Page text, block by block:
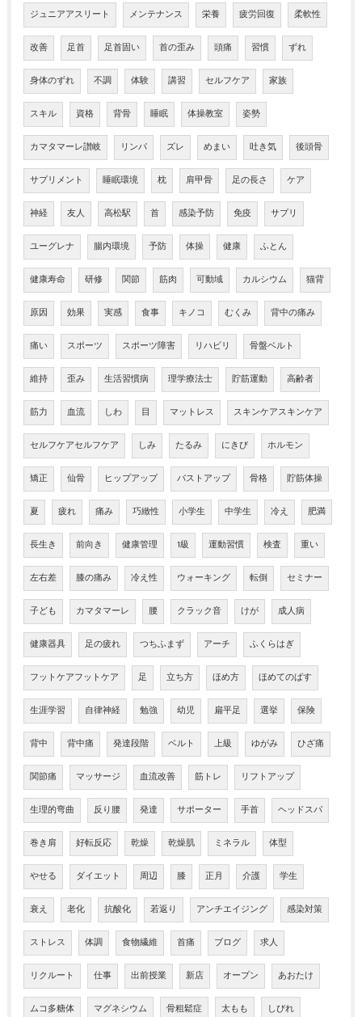
ジュニアアスリート メンテナンス 栄養 疲労回復 柔軟性
改善 足首 足首固い 首の歪み 頭痛 習慣 ずれ
身体のずれ 不調 体験 講習 セルフケア 家族
スキル 資格 背骨 睡眠 体操教室 姿勢
カマタマーレ讃岐 リンパ ズレ めまい 吐き気 後頭骨
サプリメント 睡眠環境 枕 肩甲骨 足の長さ ケア
神経 友人 高松駅 首 感染予防 免疫 サプリ
ユーグレナ 腸内環境 予防 体操 健康 ふとん
健康寿命 研修 関節 筋肉 可動域 カルシウム 猫背
原因 効果 実感 食事 キノコ むくみ 背中の痛み
痛い スポーツ スポーツ障害 リハビリ 骨盤ベルト
維持 歪み 生活習慣病 理学療法士 貯筋運動 高齢者
筋力 血流 しわ 目 マットレス スキンケアスキンケア
セルフケアセルフケア しみ たるみ にきび ホルモン
矯正 仙骨 ヒップアップ バストアップ 骨格 貯筋体操
夏 疲れ 痛み 巧緻性 小学生 中学生 冷え 肥満
長生き 前向き 健康管理 1級 運動習慣 検査 重い
左右差 膝の痛み 冷え性 ウォーキング 転倒 セミナー
子ども カマタマーレ 腰 クラック音 けが 成人病
健康器具 足の疲れ つちふまず アーチ ふくらはぎ
フットケアフットケア 足 立ち方 ほめ方 ほめてのばす
生涯学習 自律神経 勉強 幼児 扁平足 選挙 保険
背中 背中痛 発達段階 ベルト 上級 ゆがみ ひざ痛
関節痛 マッサージ 血流改善 筋トレ リフトアップ
生理的弯曲 反り腰 発達 サポーター 手首 ヘッドスパ
巻き肩 好転反応 乾燥 乾燥肌 ミネラル 体型
やせる ダイエット 周辺 膝 正月 介護 学生
衰え 老化 抗酸化 若返り アンチエイジング 感染対策
ストレス 体調 食物繊維 首痛 ブログ 求人
リクルート 仕事 出前授業 新店 オープン あおたけ
ムコ多糖体 マグネシウム 骨粗鬆症 太もも しびれ